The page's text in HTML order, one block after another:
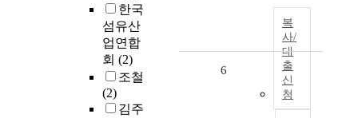
한국
섬유산
업연합
회 (2)
조철
(2)
김주
복
사/
대
출
신
청
6